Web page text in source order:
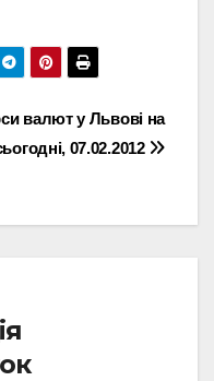
валют у Львові на
07.02.2012